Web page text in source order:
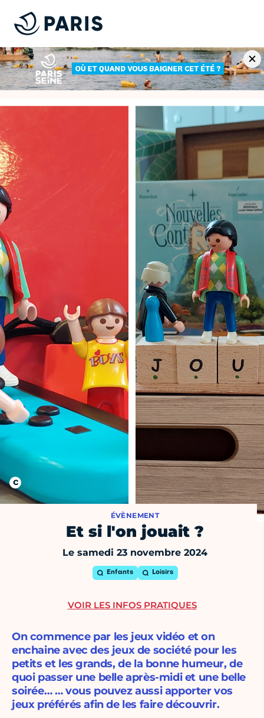
ÉVÈNEMENT
Et si l'on jouait ?
Le samedi 23 novembre 2024
Enfants Loisirs
On commence par les jeux vidéo et on
enchaine avec des jeux de société pour les
petits et les grands, de la bonne humeur, de
quoi passer une belle après-midi et une belle
soirée… … vous pouvez aussi apporter vos
jeux préférés afin de les faire découvrir.
VOIR LES INFOS PRATIQUES